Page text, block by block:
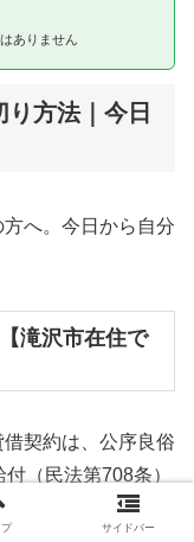
ありません
方法｜今日
へ。今日から自分
滝沢市在住で
契約は、公序良俗
（民法第708条）
沢市在住であって
プ サイドバー